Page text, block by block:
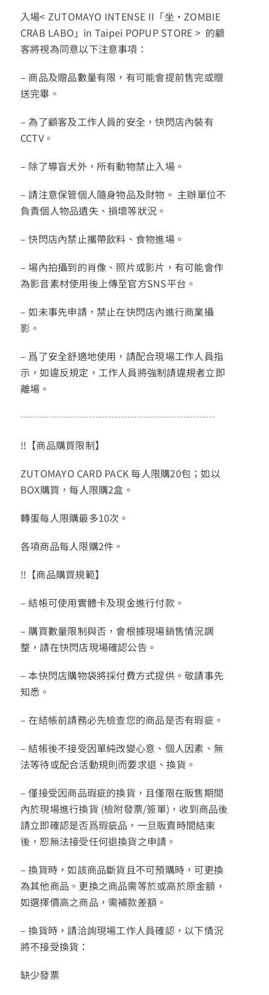
入場< ZUTOMAYO INTENSE II「坐・ZOMBIE
CRAB LABO」in Taipei POPUP STORE > 的顧
客將視為同意以下注意事項：
– 商品及贈品數量有限，有可能會提前售完或贈
送完畢。
– 為了顧客及工作人員的安全，快閃店內裝有
CCTV。
– 除了導盲犬外，所有動物禁止入場。
– 請注意保管個人隨身物品及財物。 主辦單位不
負責個人物品遺失、損壞等狀況。
– 快閃店內禁止攜帶飲料、食物進場。
– 場內拍攝到的肖像、照片或影片，有可能會作
為影音素材使用後上傳至官方SNS平台。
– 如未事先申請，禁止在快閃店內進行商業攝
影。
– 爲了安全舒適地使用，請配合現場工作人員指
示，如違反規定，工作人員將強制請違規者立即
離場。
┄┄┄┄┄┄┄┄┄┄┄┄┄┄┄┄┄┄┄┄
‼【商品購買限制】
ZUTOMAYO CARD PACK 每人限購20包；如以
BOX購買，每人限購2盒。
轉蛋每人限購最多10次。
各項商品每人限購2件。
‼【商品購買規範】
– 結帳可使用實體卡及現金進行付款。
– 購買數量限制與否，會根據現場銷售情況調
整，請在快閃店現場確認公告。
– 本快閃店購物袋將採付費方式提供。敬請事先
知悉。
– 在結帳前請務必先檢查您的商品是否有瑕疵。
– 結帳後不接受因單純改變心意、個人因素、無
法等待或配合活動規則而要求退、換貨。
– 僅接受因商品瑕疵的換貨，且僅限在販售期間
內於現場進行換貨 (檢附發票/簽單)，收到商品後
請立即確認是否爲瑕疵品，一旦販賣時間結束
後，恕無法接受任何退換貨之申請。
– 換貨時，如該商品斷貨且不可預購時，可更換
為其他商品。更換之商品需等於或高於原金額，
如選擇價高之商品，需補款差額。
– 換貨時，請洽詢現場工作人員確認，以下情況
將不接受換貨：
缺少發票